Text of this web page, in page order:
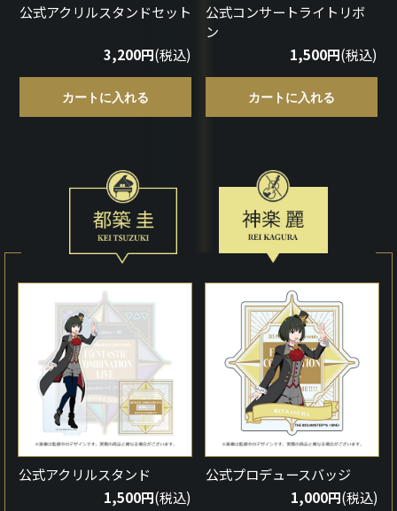
公式アクリルスタンドセット
3,200円(税込)
カートに入れる
公式コンサートライトリボ
ン
1,500円(税込)
カートに入れる
公式アクリルスタンド
1,500円(税込)
公式プロデュースバッジ
1,000円(税込)